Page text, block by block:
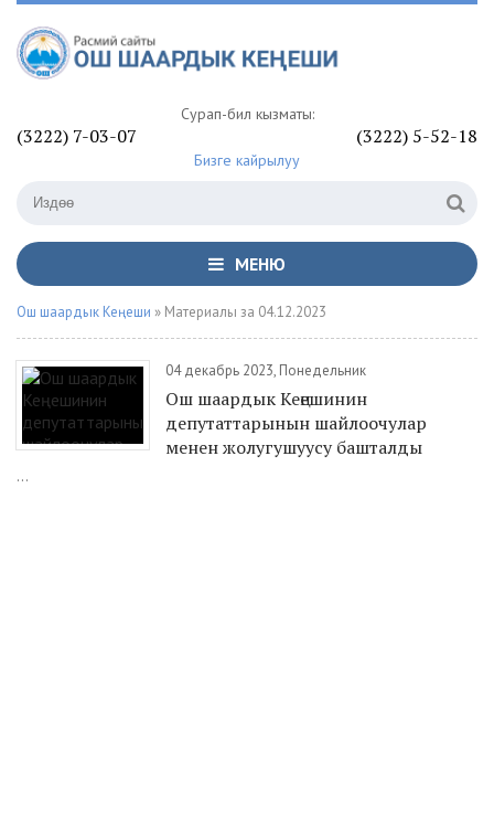
Сурап-билүү кызматы:
(3222) 7-03-07 (3222) 5-52-18
Бизге кайрылуу
МЕНЮ
Ош шаардык Кеңеши » Материалы за 04.12.2023
04 декабрь 2023, Понедельник
Ош шаардык Кеңешинин
депутаттарынын шайлоочулар
менен жолугушуусу башталды
...